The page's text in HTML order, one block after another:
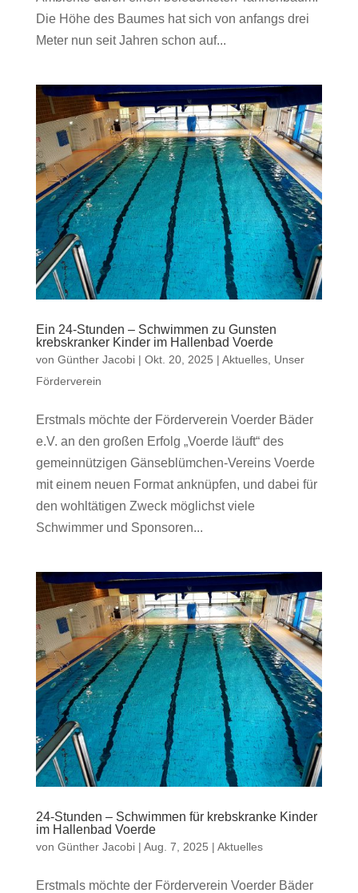
Die Höhe des Baumes hat sich von anfangs drei
Meter nun seit Jahren schon auf...
Ein 24-Stunden – Schwimmen zu Gunsten
krebskranker Kinder im Hallenbad Voerde
von Günther Jacobi| Okt. 20, 2025 | Aktuelles, Unser
Förderverein
Erstmals möchte der Förderverein Voerder Bäder
e.V. an den großen Erfolg „Voerde läuft“ des
gemeinnützigen Gänseblümchen-Vereins Voerde
mit einem neuen Format anknüpfen, und dabei für
den wohltätigen Zweck möglichst viele
Schwimmer und Sponsoren...
24-Stunden – Schwimmen für krebskranke Kinder
im Hallenbad Voerde
von Günther Jacobi| Aug. 7, 2025 | Aktuelles
Erstmals möchte der Förderverein Voerder Bäder